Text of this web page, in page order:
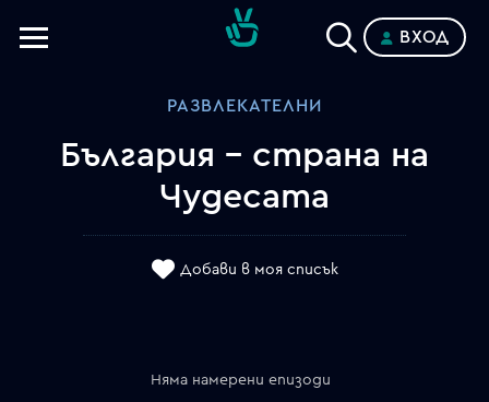
ВХОД
РАЗВЛЕКАТЕЛНИ
България - страна на
Чудесата
Добави в моя списък
Няма намерени епизоди